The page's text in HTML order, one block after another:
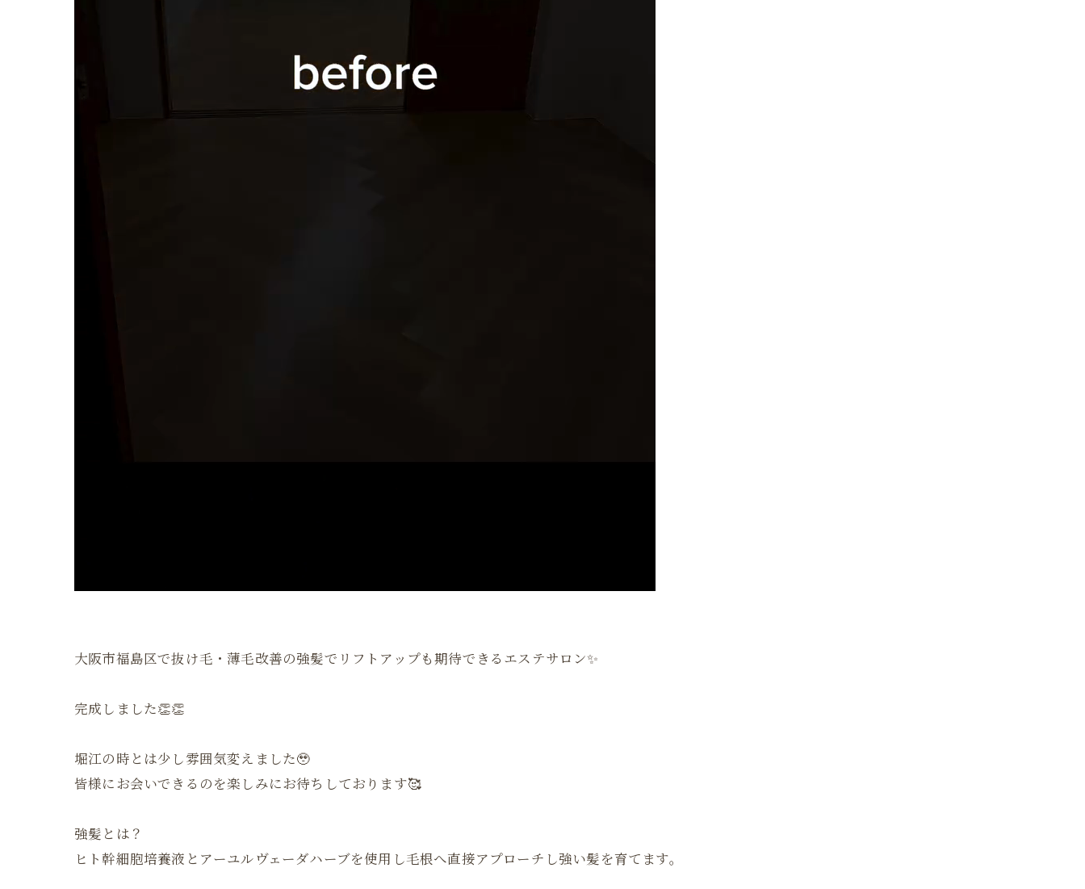
大阪市福島区で抜け毛・薄毛改善の強髪でリフトアップも期待できるエステサロン✨
完成しました👏👏
堀江の時とは少し雰囲気変えました🥹
皆様にお会いできるのを楽しみにお待ちしております🥰
強髪とは？
ヒト幹細胞培養液とアーユルヴェーダハーブを使用し毛根へ直接アプローチし強い髪を育てます。